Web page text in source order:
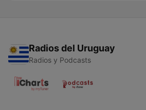
Radios del Uruguay
Radios y Podcasts